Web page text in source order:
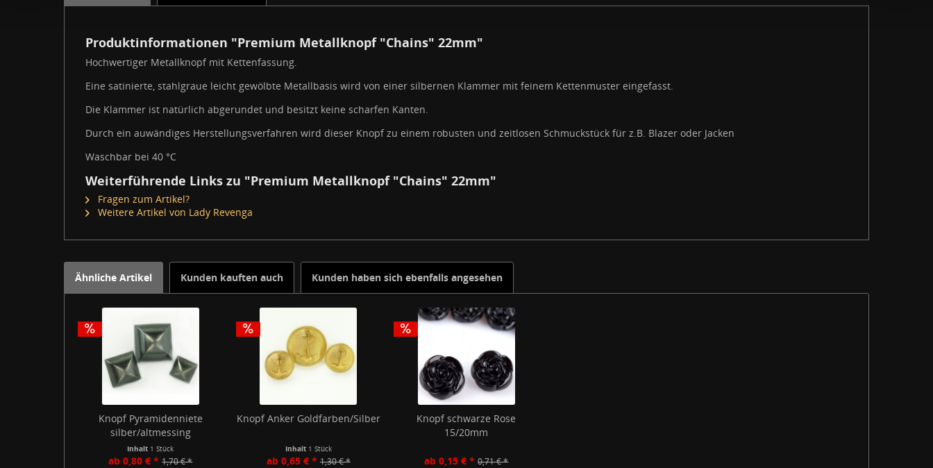
Produktinformationen "Premium Metallknopf "Chains" 22mm"
Hochwertiger Metallknopf mit Kettenfassung.
Eine satinierte, stahlgraue leicht gewölbte Metallbasis wird von einer silbernen Klammer mit feinem Kettenmuster eingefasst.
Die Klammer ist natürlich abgerundet und besitzt keine scharfen Kanten.
Durch ein auwändiges Herstellungsverfahren wird dieser Knopf zu einem robusten und zeitlosen Schmuckstück für z.B. Blazer oder Jacken
Waschbar bei 40 °C
Weiterführende Links zu "Premium Metallknopf "Chains" 22mm"
Fragen zum Artikel?
Weitere Artikel von Lady Revenga
Ähnliche Artikel Kunden kauften auch Kunden haben sich ebenfalls angesehen
Knopf Pyramidenniete
silber/altmessing
Inhalt 1 Stück
ab 0,80 € * 1,70 € *
Knopf Anker Goldfarben/Silber
Inhalt 1 Stück
ab 0,65 € * 1,30 € *
Knopf schwarze Rose
15/20mm
ab 0,15 € * 0,71 € *